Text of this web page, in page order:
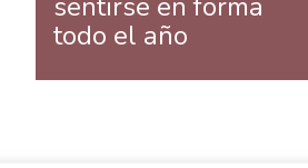
todo el año